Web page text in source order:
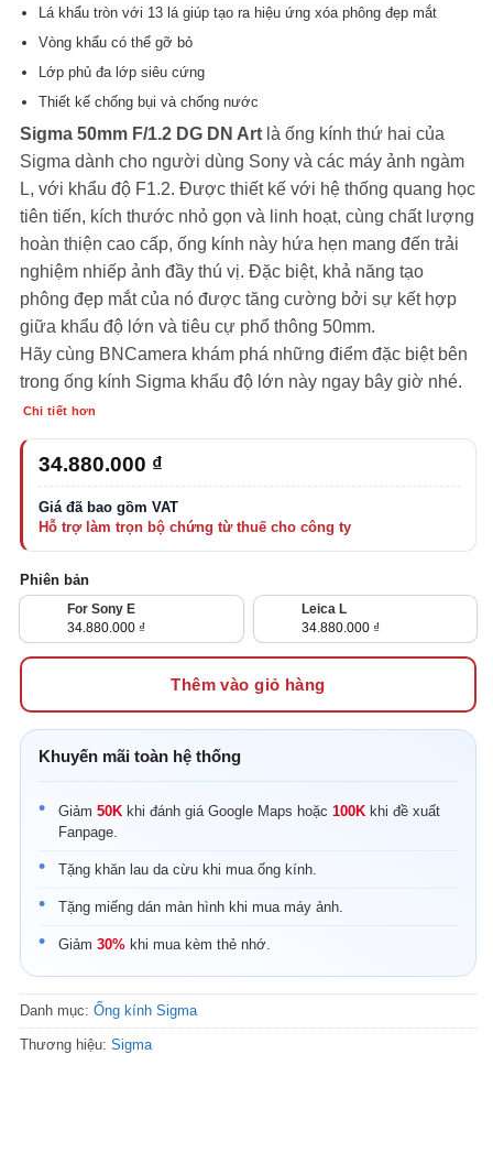
Lá khẩu tròn với 13 lá giúp tạo ra hiệu ứng xóa phông đẹp mắt
Vòng khẩu có thể gỡ bỏ
Lớp phủ đa lớp siêu cứng
Thiết kế chống bụi và chống nước
Sigma 50mm F/1.2 DG DN Art là ống kính thứ hai của
Sigma dành cho người dùng Sony và các máy ảnh ngàm
L, với khẩu độ F1.2. Được thiết kế với hệ thống quang học
tiên tiến, kích thước nhỏ gọn và linh hoạt, cùng chất lượng
hoàn thiện cao cấp, ống kính này hứa hẹn mang đến trải
nghiệm nhiếp ảnh đầy thú vị. Đặc biệt, khả năng tạo
phông đẹp mắt của nó được tăng cường bởi sự kết hợp
giữa khẩu độ lớn và tiêu cự phổ thông 50mm.
Hãy cùng BNCamera khám phá những điểm đặc biệt bên
trong ống kính Sigma khẩu độ lớn này ngay bây giờ nhé.
Chi tiết hơn
34.880.000 ₫
Phiên bản
For Sony E
34.880.000 ₫
Leica L
34.880.000 ₫
Thêm vào giỏ hàng
Khuyến mãi toàn hệ thống
Giảm 50K khi đánh giá Google Maps hoặc 100K khi đề xuất
Fanpage.
Tặng khăn lau da cừu khi mua ống kính.
Tặng miếng dán màn hình khi mua máy ảnh.
Giảm 30% khi mua kèm thẻ nhớ.
Danh mục: Ống kính Sigma
Thương hiệu: Sigma